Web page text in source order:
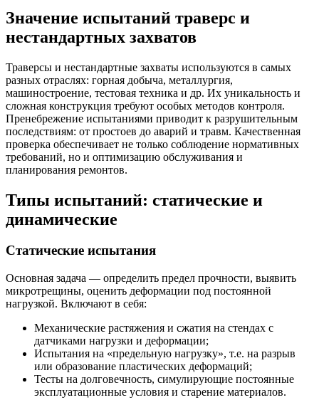
Значение испытаний траверс и
нестандартных захватов
Траверсы и нестандартные захваты используются в самых
разных отраслях: горная добыча, металлургия,
машиностроение, тестовая техника и др. Их уникальность и
сложная конструкция требуют особых методов контроля.
Пренебрежение испытаниями приводит к разрушительным
последствиям: от простоев до аварий и травм. Качественная
проверка обеспечивает не только соблюдение нормативных
требований, но и оптимизацию обслуживания и
планирования ремонтов.
Типы испытаний: статические и
динамические
Статические испытания
Основная задача — определить предел прочности, выявить
микротрещины, оценить деформации под постоянной
нагрузкой. Включают в себя:
Механические растяжения и сжатия на стендах с
датчиками нагрузки и деформации;
Испытания на «предельную нагрузку», т.е. на разрыв
или образование пластических деформаций;
Тесты на долговечность, симулирующие постоянные
эксплуатационные условия и старение материалов.